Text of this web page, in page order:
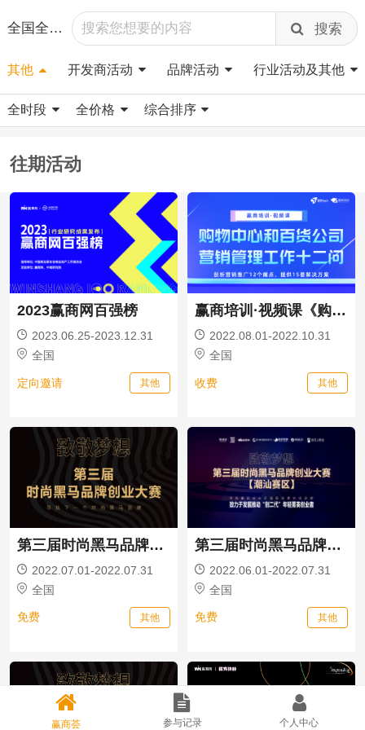
全国全国 搜索
其他 开发商活动 品牌活动 行业活动及其他
全时段 全价格 综合排序
往期活动
2023赢商网百强榜
2023.06.25-2023.12.31
全国
定向邀请 其他
赢商培训·视频课《购物中心与百货公司营销管理工作十二问》
2022.08.01-2022.10.31
全国
收费 其他
第三届时尚黑马品牌创业大赛
2022.07.01-2022.07.31
全国
免费 其他
第三届时尚黑马品牌创业大赛【潮汕赛区】
2022.06.01-2022.07.31
全国
免费 其他
赢商荟 参与记录 个人中心